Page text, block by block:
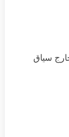
سياق